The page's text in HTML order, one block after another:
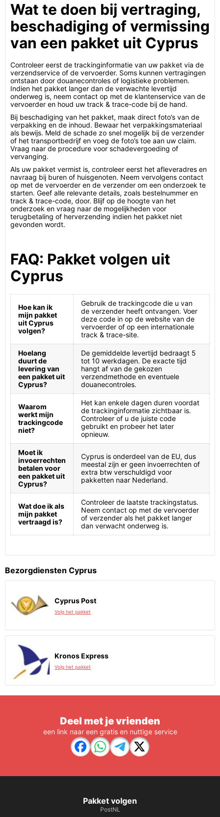
Wat te doen bij vertraging,
beschadiging of vermissing
van een pakket uit Cyprus
Controleer eerst de trackinginformatie van uw pakket via de
verzendservice of de vervoerder. Soms kunnen vertragingen
ontstaan door douanecontroles of logistieke problemen.
Indien het pakket langer dan de verwachte levertijd
onderweg is, neem contact op met de klantenservice van de
vervoerder en houd uw track & trace-code bij de hand.
Bij beschadiging van het pakket, maak direct foto’s van de
verpakking en de inhoud. Bewaar het verpakkingsmateriaal
als bewijs. Meld de schade zo snel mogelijk bij de verzender
of het transportbedrijf en voeg de foto’s toe aan uw claim.
Vraag naar de procedure voor schadevergoeding of
vervanging.
Als uw pakket vermist is, controleer eerst het afleveradres en
navraag bij buren of huisgenoten. Neem vervolgens contact
op met de vervoerder en de verzender om een onderzoek te
starten. Geef alle relevante details, zoals bestelnummer en
track & trace-code, door. Blijf op de hoogte van het
onderzoek en vraag naar de mogelijkheden voor
terugbetaling of herverzending indien het pakket niet
gevonden wordt.
FAQ: Pakket volgen uit
Cyprus
Hoe kan ik
mijn pakket
uit Cyprus
volgen?
Gebruik de trackingcode die u van
de verzender heeft ontvangen. Voer
deze code in op de website van de
vervoerder of op een internationale
track & trace-site.
Hoelang
duurt de
levering van
een pakket uit
Cyprus?
De gemiddelde levertijd bedraagt 5
tot 10 werkdagen. De exacte tijd
hangt af van de gekozen
verzendmethode en eventuele
douanecontroles.
Waarom
werkt mijn
trackingcode
niet?
Het kan enkele dagen duren voordat
de trackinginformatie zichtbaar is.
Controleer of u de juiste code
gebruikt en probeer het later
opnieuw.
Moet ik
invoerrechten
betalen voor
een pakket uit
Cyprus?
Cyprus is onderdeel van de EU, dus
meestal zijn er geen invoerrechten of
extra btw verschuldigd voor
pakketten naar Nederland.
Wat doe ik als
mijn pakket
vertraagd is?
Controleer de laatste trackingstatus.
Neem contact op met de vervoerder
of verzender als het pakket langer
dan verwacht onderweg is.
Bezorgdiensten Cyprus
Cyprus Post
Volg het pakket
Kronos Express
Volg het pakket
Deel met je vrienden
een link naar een gratis en nuttige service
Pakket volgen
PostNL